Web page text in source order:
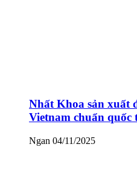
Nhất Khoa sản xuất
Vietnam chuẩn quốc
Ngan 04/11/2025